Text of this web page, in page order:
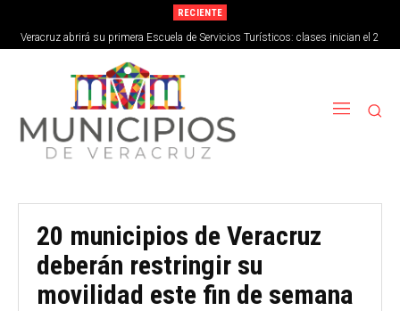
RECIENTE
Veracruz abrirá su primera Escuela de Servicios Turísticos: clases inician el 2
de septiembre
20 municipios de Veracruz
deberán restringir su
movilidad este fin de semana